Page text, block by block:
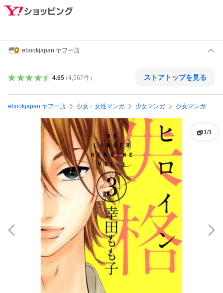
ebookjapan ヤフー店
4.65（4,567件） ストアトップを見る
ebookjapan ヤフー店 少女・女性マンガ 少女マンガ 少女マンガ
1/1